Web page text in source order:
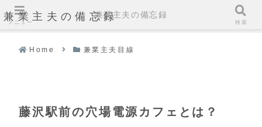
兼業主夫の備忘録
Home 兼業主夫目線
藤沢駅前の穴場電源カフェとは？
メニュー
兼業主夫の備忘録
検索